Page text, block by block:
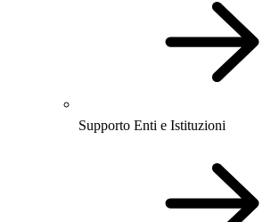
Supporto Enti e Istituzioni